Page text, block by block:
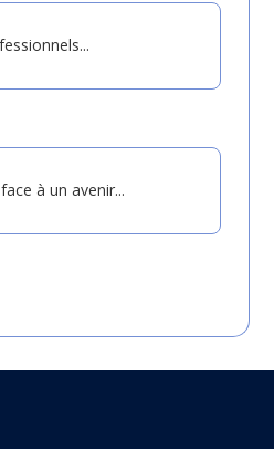
à un avenir...